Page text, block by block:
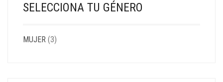
SELECCIONA TU GÉNERO
MUJER (3)